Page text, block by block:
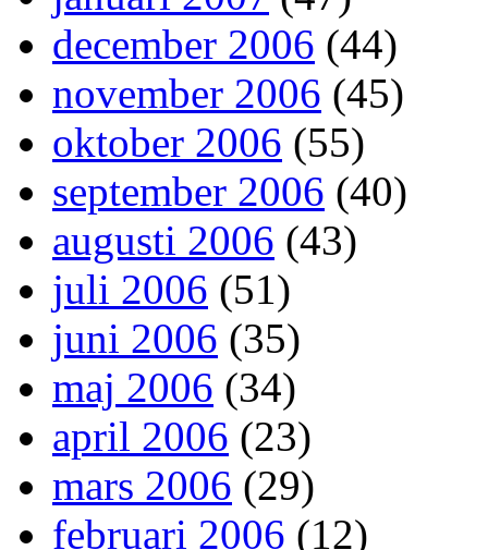
december 2006 (44)
november 2006 (45)
oktober 2006 (55)
september 2006 (40)
augusti 2006 (43)
juli 2006 (51)
juni 2006 (35)
maj 2006 (34)
april 2006 (23)
mars 2006 (29)
februari 2006 (12)